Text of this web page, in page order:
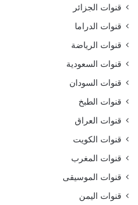
قنوات الجزائر
قنوات الدراما
قنوات الرياضة
قنوات السعودية
قنوات السودان
قنوات الطبخ
قنوات العراق
قنوات الكويت
قنوات المغرب
قنوات الموسيقى
قنوات اليمن